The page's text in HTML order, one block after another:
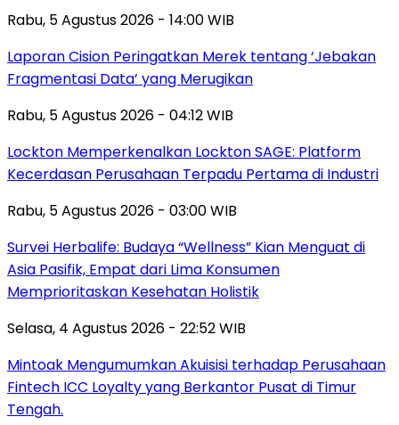
Rabu, 5 Agustus 2026 - 14:00 WIB
Laporan Cision Peringatkan Merek tentang ‘Jebakan
Fragmentasi Data’ yang Merugikan
Rabu, 5 Agustus 2026 - 04:12 WIB
Lockton Memperkenalkan Lockton SAGE: Platform
Kecerdasan Perusahaan Terpadu Pertama di Industri
Rabu, 5 Agustus 2026 - 03:00 WIB
Survei Herbalife: Budaya “Wellness” Kian Menguat di
Asia Pasifik, Empat dari Lima Konsumen
Memprioritaskan Kesehatan Holistik
Selasa, 4 Agustus 2026 - 22:52 WIB
Mintoak Mengumumkan Akuisisi terhadap Perusahaan
Fintech ICC Loyalty yang Berkantor Pusat di Timur
Tengah.